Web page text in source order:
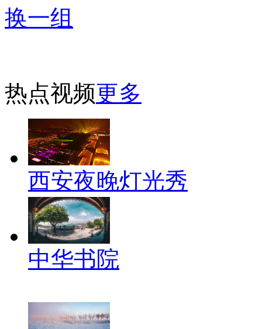
换一组
热点视频更多
西安夜晚灯光秀
中华书院